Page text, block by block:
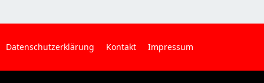
Datenschutzerklärung Kontakt Impressum